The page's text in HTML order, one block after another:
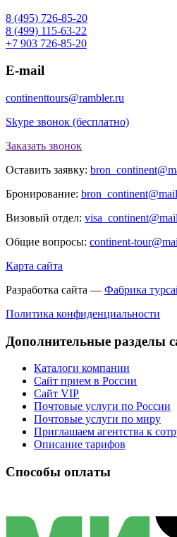
8 (495) 726-85-20
8 (499) 115-63-22
+7 903 726-85-20
E-mail
continenttours@rambler.ru
Skype звонок (бесплатно)
Заказать звонок
Оставить заявку:
Бронирование:
Визовый отдел:
Общие вопросы: continent-
Карта сайта
Разработка сайта — Фабрика
Политика конфиденциальности
Дополнительные разделы
Каталоги компании
Сайт прием в России
Сайт VIP
Почтовые услуги по России
Почтовые услуги по миру
Приглашаем агентства к
Описание тарифов
Способы оплаты